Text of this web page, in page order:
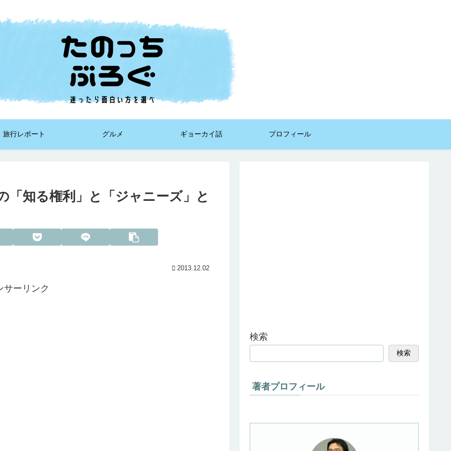
旅行レポート グルメ ギョーカイ話 プロフィール
「知る権利」と「ジャニーズ」と
2013.12.02
サーリンク
検索
検索
著者プロフィール